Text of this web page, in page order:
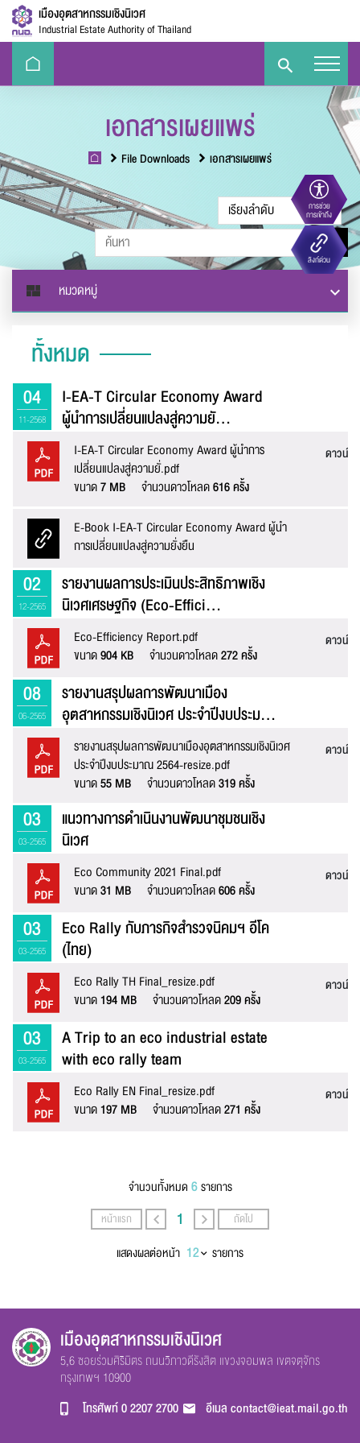
เมืองอุตสาหกรรมเชิงนิเวศ
Industrial Estate Authority of Thailand
ขนาดตัวอักษร
ความตัดกันของสี
การช่วย
การเข้าถึง
Eco-
Challenge
e-Library Handbook E-PP ลิงก์ด่วน
เอกสารเผยแพร่
File Downloads เอกสารเผยแพร่
หมวดหมู่
ทั้งหมด
04
11-2568
I-EA-T Circular Economy Award
ผู้นำการเปลี่ยนแปลงสู่ความยั...
I-EA-T Circular Economy Award ผู้นำการ
เปลี่ยนแปลงสู่ความยั่.pdf
ขนาด7 MB จำนวนดาวโหลด616 ครั้ง
ดาวน์โ
E-Book I-EA-T Circular Economy Award ผู้นำ
การเปลี่ยนแปลงสู่ความยั่งยืน
02
12-2565
รายงานผลการประเมินประสิทธิภาพเชิง
นิเวศเศรษฐกิจ (Eco-Effici...
Eco-Efficiency Report.pdf
ขนาด904 KB จำนวนดาวโหลด272 ครั้ง
ดาวน์โ
08
06-2565
รายงานสรุปผลการพัฒนาเมือง
อุตสาหกรรมเชิงนิเวศ ประจำปีงบประม...
รายงานสรุปผลการพัฒนาเมืองอุตสาหกรรมเชิงนิเวศ
ประจำปีงบประมาณ 2564-resize.pdf
ขนาด55 MB จำนวนดาวโหลด319 ครั้ง
ดาวน์โ
03
03-2565
แนวทางการดำเนินงานพัฒนาชุมชนเชิง
นิเวศ
Eco Community 2021 Final.pdf
ขนาด31 MB จำนวนดาวโหลด606 ครั้ง
ดาวน์โ
03
03-2565
Eco Rally กับภารกิจสำรวจนิคมฯ อีโค
(ไทย)
Eco Rally TH Final_resize.pdf
ขนาด194 MB จำนวนดาวโหลด209 ครั้ง
ดาวน์โ
03
03-2565
A Trip to an eco industrial estate
with eco rally team
Eco Rally EN Final_resize.pdf
ขนาด197 MB จำนวนดาวโหลด271 ครั้ง
ดาวน์โ
จำนวนทั้งหมด 6รายการ
หน้าแรก 1 ถัดไป
แสดงผลต่อหน้า รายการ
แจ้งไฟล์เสีย
หัวข้อเรื่อง :
ชื่อ :
นามสกุล :
อีเมล :
เบอร์โทรศัพท์ :
ข้อความ* :
ขอบคุณสำหรับการแจ้งข้อผิดพลาดทางหน่วยงานจะรีบ
ทำการแก้ไข และปรับปรุงเพื่อกาให้บริการที่ดีขึ้น
เมืองอุตสาหกรรมเชิงนิเวศ
5,6 ซอยร่วมศิริมิตร ถนนวิภาวดีรังสิต แขวงจอมพล เขตจตุจักร
กรุงเทพฯ 10900
โทรศัพท์0 2207 2700 อีเมลcontact@ieat.mail.go.th